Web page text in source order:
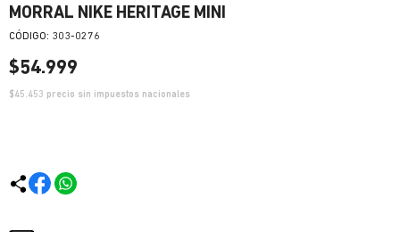
MORRAL NIKE HERITAGE MINI
: 303-0276
$54.999
$45.453 precio sin impuestos nacionales